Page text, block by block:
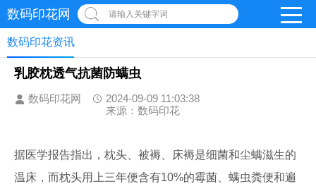
数码印花网 请输入关键字词
数码印花资讯
乳胶枕透气抗菌防螨虫
数码印花网
2024-09-09 11:03:38
来源：数码印花
据医学报告指出，枕头、被褥、床褥是细菌和尘螨滋生的
温床，而枕头用上三年便含有10%的霉菌、螨虫粪便和遍